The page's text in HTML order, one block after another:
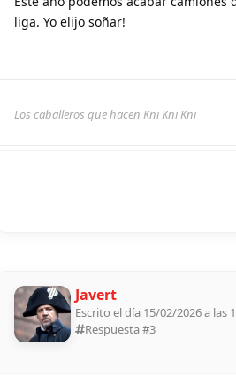
liga. Yo elijo soñar!
Los caballeros que hacen Kni Kni Kni
Javert
Escrito el día 15/02/2026 a las
Respuesta #3